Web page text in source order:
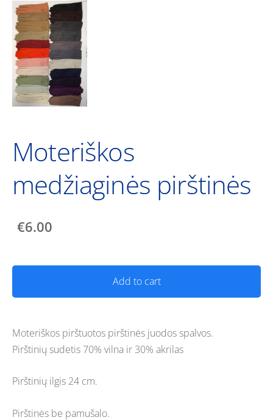
Moteriškos
medžiaginės pirštinės
€6.00
Add to cart
Moteriškos pirštuotos pirštinės juodos spalvos.
Pirštinių sudetis 70% vilna ir 30% akrilas
Pirštinių ilgis 24 cm.
Pirštinės be pamušalo.